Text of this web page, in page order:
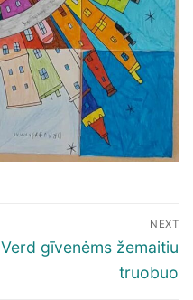
NEXT
Next
Verd gīvenėms žemaitiu
truobuo